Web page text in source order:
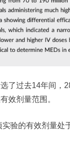
了过去14年间，
效剂量范围。
验的有效剂量处